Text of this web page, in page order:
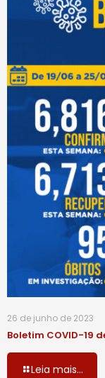
26 de junho de 2023
Boletim COVID-19
Leia mais...